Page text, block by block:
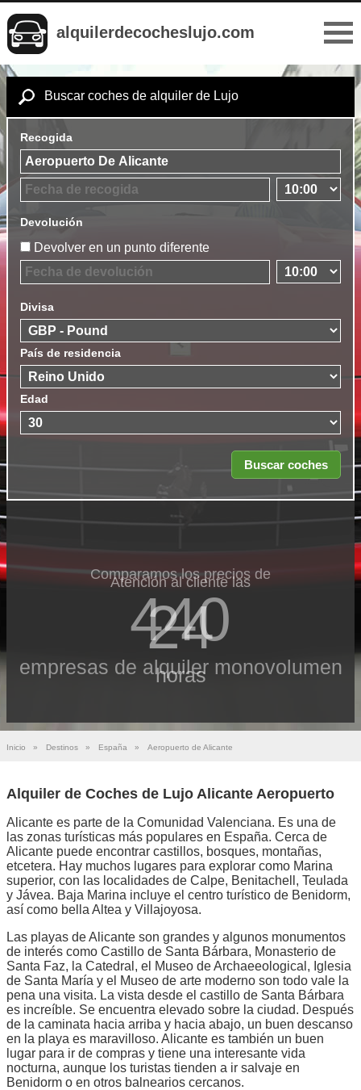
alquilerdecocheslujo.com
Buscar coches de alquiler de Lujo
Recogida
Devolución
Devolver en un punto diferente
Divisa
País de residencia
Edad
Comparamos los precios de
440
empresas de alquiler monovolumen
Atención al cliente las
24
horas
Inicio » Destinos » España » Aeropuerto de Alicante
Alquiler de Coches de Lujo Alicante Aeropuerto
Alicante es parte de la Comunidad Valenciana. Es una de
las zonas turísticas más populares en España. Cerca de
Alicante puede encontrar castillos, bosques, montañas,
etcetera. Hay muchos lugares para explorar como Marina
superior, con las localidades de Calpe, Benitachell, Teulada
y Jávea. Baja Marina incluye el centro turístico de Benidorm,
así como bella Altea y Villajoyosa.
Las playas de Alicante son grandes y algunos monumentos
de interés como Castillo de Santa Bárbara, Monasterio de
Santa Faz, la Catedral, el Museo de Archaeeological, Iglesia
de Santa María y el Museo de arte moderno son todo vale la
pena una visita. La vista desde el castillo de Santa Bárbara
es increíble. Se encuentra elevado sobre la ciudad. Después
de la caminata hacia arriba y hacia abajo, un buen descanso
en la playa es maravilloso. Alicante es también un buen
lugar para ir de compras y tiene una interesante vida
nocturna, aunque los turistas tienden a ir salvaje en
Benidorm o en otros balnearios cercanos.